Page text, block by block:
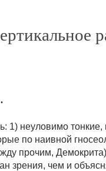
1) неуловимо
по наивной
прочим,
зрения, чем и